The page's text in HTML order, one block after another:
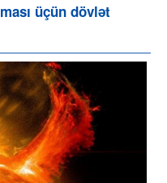
üçün dövlət